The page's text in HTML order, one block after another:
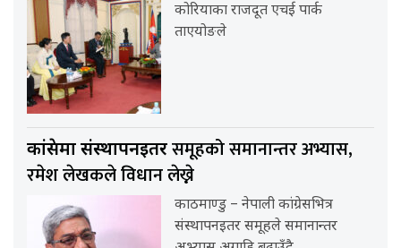
कोरियाका राजदूत एचई पार्क
ताएयोङले
कांग्रेसमा संस्थापनइतरसमूहको समानान्तर अभ्यास,
रमेश लेखकले विधान लेख्ने
काठमाण्डु – नेपाली कांग्रेसभित्र
संस्थापनइतर समूहले समानान्तर